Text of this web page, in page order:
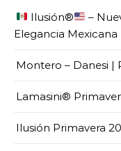
Ilusión®️
–
Elegancia
Montero – Danesi |
Lamasini®
Ilusión Primavera